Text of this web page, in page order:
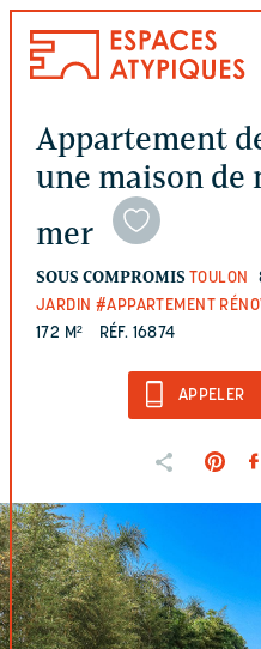
Appartement
une maison de
mer
SOUS COMPROMIS TOULON
JARDIN #APPARTEMENT
172 M²
RÉF. 16874
APPELER